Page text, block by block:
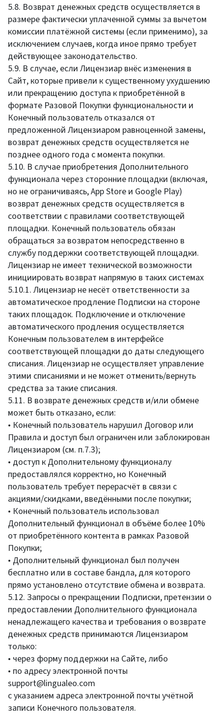
5.8. Возврат денежных средств осуществляется в
размере фактически уплаченной суммы за вычетом
комиссии платёжной системы (если применимо), за
исключением случаев, когда иное прямо требует
действующее законодательство.
5.9. В случае, если Лицензиар внёс изменения в
Сайт, которые привели к существенному ухудшению
или прекращению доступа к приобретённой в
формате Разовой Покупки функциональности и
Конечный пользователь отказался от
предложенной Лицензиаром равноценной замены,
возврат денежных средств осуществляется не
позднее одного года с момента покупки.
5.10. В случае приобретения Дополнительного
функционала через сторонние площадки (включая,
но не ограничиваясь, App Store и Google Play)
возврат денежных средств осуществляется в
соответствии с правилами соответствующей
площадки. Конечный пользователь обязан
обращаться за возвратом непосредственно в
службу поддержки соответствующей площадки.
Лицензиар не имеет технической возможности
инициировать возврат напрямую в таких системах
5.10.1. Лицензиар не несёт ответственности за
автоматическое продление Подписки на стороне
таких площадок. Подключение и отключение
автоматического продления осуществляется
Конечным пользователем в интерфейсе
соответствующей площадки до даты следующего
списания. Лицензиар не осуществляет управление
этими списаниями и не может отменить/вернуть
средства за такие списания.
5.11. В возврате денежных средств и/или обмене
может быть отказано, если:
• Конечный пользователь нарушил Договор или
Правила и доступ был ограничен или заблокирован
Лицензиаром (см. п.7.3);
• доступ к Дополнительному функционалу
предоставлялся корректно, но Конечный
пользователь требует перерасчёт в связи с
акциями/скидками, введёнными после покупки;
• Конечный пользователь использовал
Дополнительный функционал в объёме более 10%
от приобретённого контента в рамках Разовой
Покупки;
• Дополнительный функционал был получен
бесплатно или в составе бандла, для которого
прямо установлено отсутствие обмена и возврата.
5.12. Запросы о прекращении Подписки, претензии о
предоставлении Дополнительного функционала
ненадлежащего качества и требования о возврате
денежных средств принимаются Лицензиаром
только:
• через форму поддержки на Сайте, либо
• по адресу электронной почты
support@lingualeo.com
с указанием адреса электронной почты учётной
записи Конечного пользователя.